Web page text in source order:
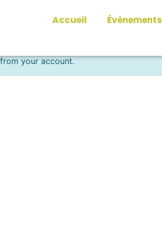
Accueil Évènements
your account.